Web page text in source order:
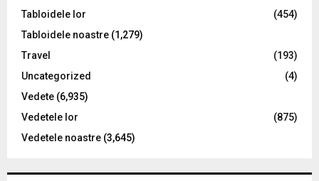
Tabloidele lor
(454)
Tabloidele noastre (1,279)
Travel
(193)
Uncategorized
(4)
Vedete (6,935)
Vedetele lor
(875)
Vedetele noastre (3,645)